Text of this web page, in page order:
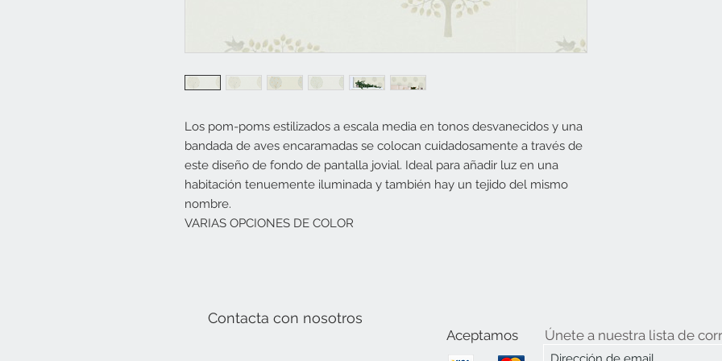
Los pom-poms estilizados a escala media en tonos desvanecidos y una
bandada de aves encaramadas se colocan cuidadosamente a través de
este diseño de fondo de pantalla jovial. Ideal para añadir luz en una
habitación tenuemente iluminada y también hay un tejido del mismo
nombre.
VARIAS OPCIONES DE COLOR
Contacta con nosotros
Aceptamos Únete a nuestra lista de